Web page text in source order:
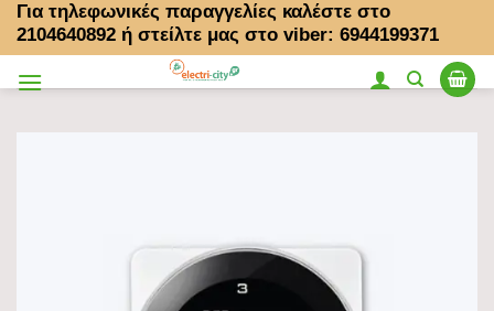
Μετάβαση
στο
Για τηλεφωνικές παραγγελίες καλέστε στο
2104640892 ή στείλτε μας στο viber: 6944199371